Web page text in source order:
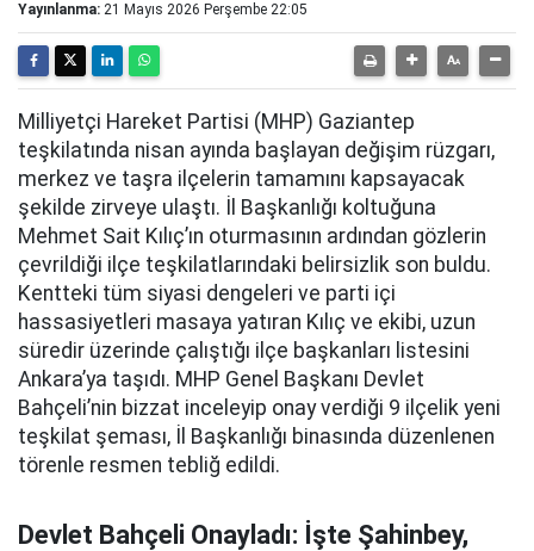
Yayınlanma: 21 Mayıs 2026 Perşembe 22:05
Milliyetçi Hareket Partisi (MHP) Gaziantep
teşkilatında nisan ayında başlayan değişim rüzgarı,
merkez ve taşra ilçelerin tamamını kapsayacak
şekilde zirveye ulaştı. İl Başkanlığı koltuğuna
Mehmet Sait Kılıç’ın oturmasının ardından gözlerin
çevrildiği ilçe teşkilatlarındaki belirsizlik son buldu.
Kentteki tüm siyasi dengeleri ve parti içi
hassasiyetleri masaya yatıran Kılıç ve ekibi, uzun
süredir üzerinde çalıştığı ilçe başkanları listesini
Ankara’ya taşıdı. MHP Genel Başkanı Devlet
Bahçeli’nin bizzat inceleyip onay verdiği 9 ilçelik yeni
teşkilat şeması, İl Başkanlığı binasında düzenlenen
törenle resmen tebliğ edildi.
Devlet Bahçeli Onayladı: İşte Şahinbey,